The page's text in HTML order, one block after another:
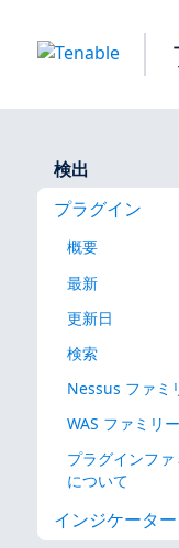
検出
プラグイン
概要
最新
更新日
検索
Nessus ファミ
WAS ファミリー
プラグインファ
について
インジケーター